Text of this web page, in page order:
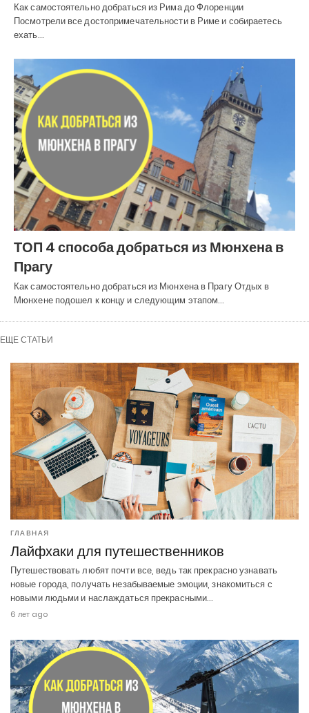
Как самостоятельно добраться из Рима до Флоренции
Посмотрели все достопримечательности в Риме и собираетесь
ехать…
ТОП 4 способа добраться из Мюнхена в
Прагу
Как самостоятельно добраться из Мюнхена в Прагу Отдых в
Мюнхене подошел к концу и следующим этапом…
ЕЩЕ СТАТЬИ
ГЛАВНАЯ
Лайфхаки для путешественников
Путешествовать любят почти все, ведь так прекрасно узнавать
новые города, получать незабываемые эмоции, знакомиться с
новыми людьми и наслаждаться прекрасными…
6 лет ago